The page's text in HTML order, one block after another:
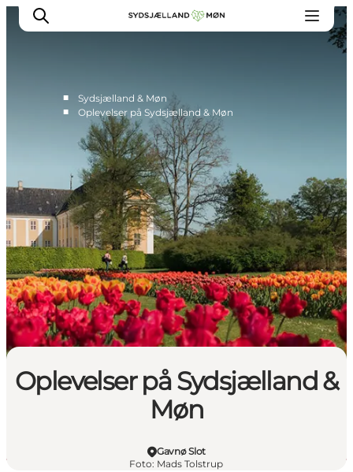
Byer og steder
Events
Spis
Overnat
Planlæg din tur
■
Sydsjælland & Møn
■
Oplevelser på Sydsjælland & Møn
Oplevelser på Sydsjælland &
Møn
Gavnø Slot
Foto: Mads Tolstrup